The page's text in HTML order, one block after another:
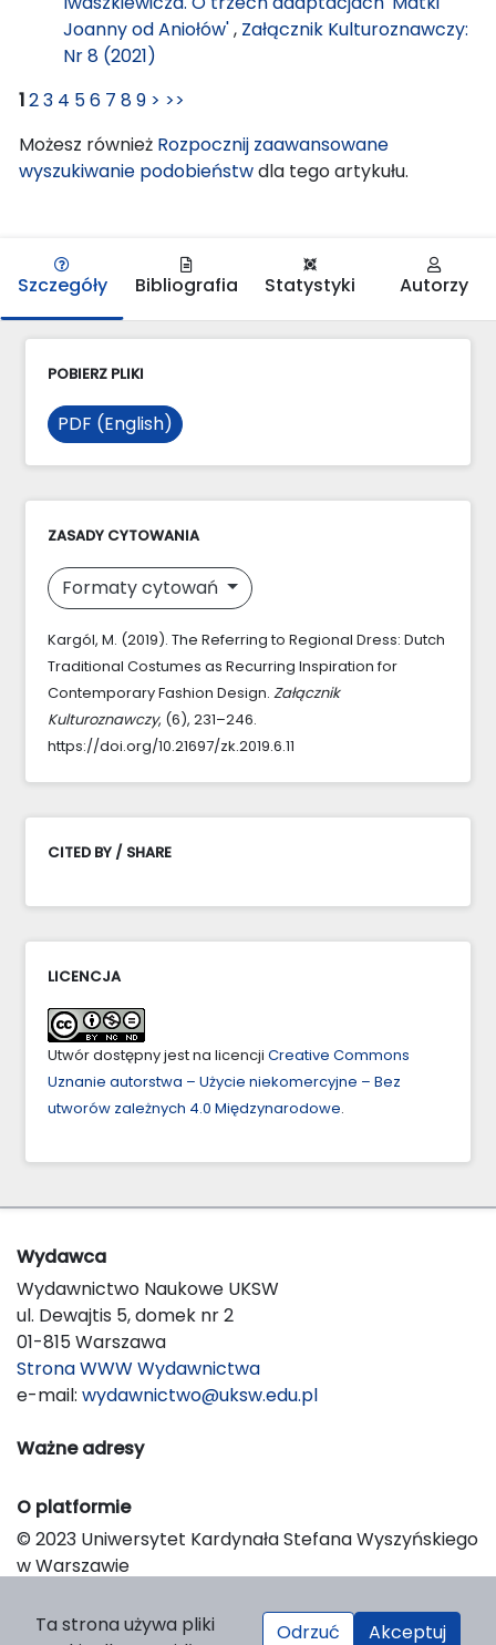
Joanny od Aniołów', Załącznik Kulturoznawczy:
Nr 8 (2021)
123 4 56 7 89 > >>
Możesz również Rozpocznij zaawansowane
wyszukiwanie podobieństwdla tego artykułu.
Szczegóły Bibliografia Statystyki Autorzy
POBIERZ PLIKI
PDF (English)
ZASADY CYTOWANIA
Formaty cytowań
Kargól, M. (2019). The Referring to Regional Dress: Dutch
Traditional Costumes as Recurring Inspiration for
Contemporary Fashion Design. Załącznik
Kulturoznawczy, (6), 231–246.
https://doi.org/10.21697/zk.2019.6.11
CITED BY / SHARE
LICENCJA
Utwór dostępny jest na licencji Creative Commons
Uznanie autorstwa – Użycie niekomercyjne – Bez
utworów zależnych 4.0 Międzynarodowe.
Wydawca
Wydawnictwo Naukowe UKSW
ul. Dewajtis 5, domek nr 2
01-815 Warszawa
Strona WWW Wydawnictwa
e-mail: wydawnictwo@uksw.edu.pl
Ważne adresy
O platformie
© 2023 Uniwersytet Kardynała Stefana Wyszyńskiego
w Warszawie
Platform & Workflow by OJS/PKP
Ta strona używa pliki
Odrzuć Akceptuj